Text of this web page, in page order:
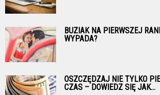
BUZIAK NA PIERWSZEJ
WYPADA?
OSZCZĘDZAJ NIE TYLKO
CZAS – DOWIEDZ SIĘ JAK...